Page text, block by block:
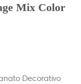
Mix Color
Decorativo